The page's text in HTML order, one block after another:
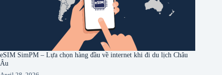
eSIM SimPM – Lựa chọn hàng đầu về internet khi đi du lịch Châu
Âu